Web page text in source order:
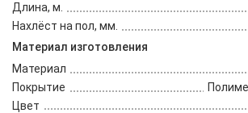
Длина, м.
Нахлёст на пол, мм.
Материал изготовления
Материал
Покрытие
Цвет